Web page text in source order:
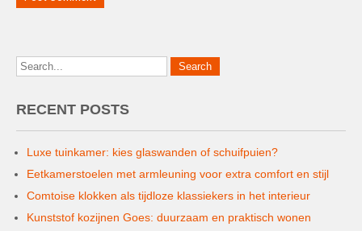
RECENT POSTS
Luxe tuinkamer: kies glaswanden of schuifpuien?
Eetkamerstoelen met armleuning voor extra comfort en stijl
Comtoise klokken als tijdloze klassiekers in het interieur
Kunststof kozijnen Goes: duurzaam en praktisch wonen